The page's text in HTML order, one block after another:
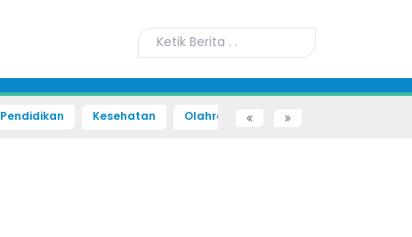
Pendidikan Kesehatan Olahraga Sains dan Teknologi